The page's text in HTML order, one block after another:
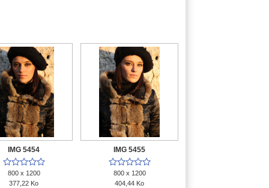
IMG 5454

800 x 1200
377,22 Ko
IMG 5455

800 x 1200
404,44 Ko